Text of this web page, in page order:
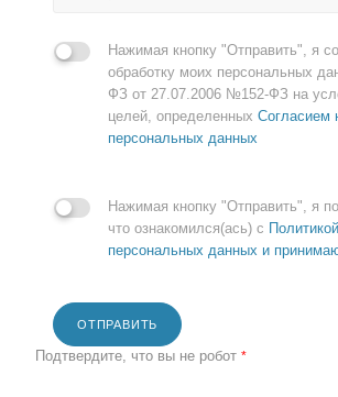
Нажимая кнопку "Отправить", я
обработку моих персональных
ФЗ от 27.07.2006 №152-ФЗ на
целей, определенных Согласием
персональных данных
Нажимая кнопку "Отправить", я
что ознакомился(ась) с
персональных данных и
ОТПРАВИТЬ
Подтвердите, что вы не робот *